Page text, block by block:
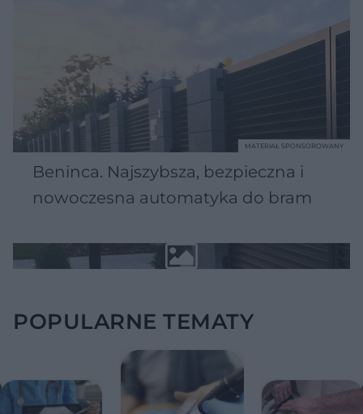
Beninca. Najszybsza, bezpieczna i
nowoczesna automatyka do bram
MATERIAŁ SPONSOROWANY
POPULARNE TEMATY